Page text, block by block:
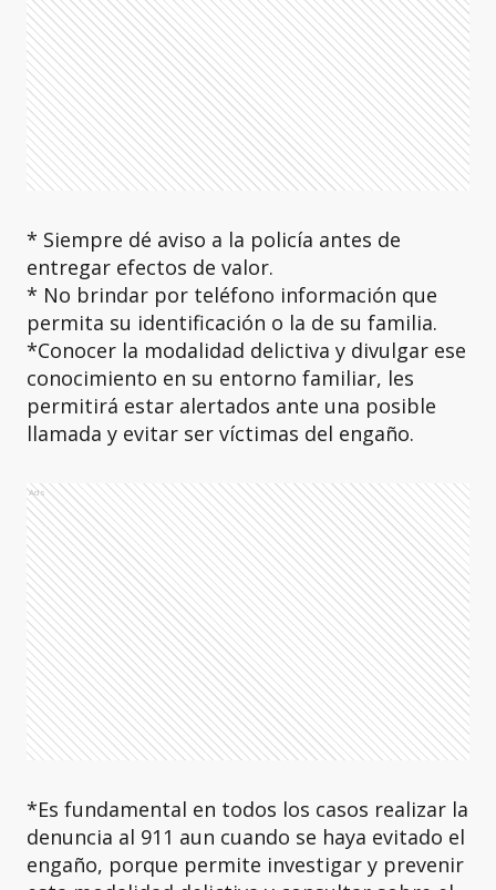
* Siempre dé aviso a la policía antes de
entregar efectos de valor.
* No brindar por teléfono información que
permita su identificación o la de su familia.
*Conocer la modalidad delictiva y divulgar ese
conocimiento en su entorno familiar, les
permitirá estar alertados ante una posible
llamada y evitar ser víctimas del engaño.
Ads
*Es fundamental en todos los casos realizar la
denuncia al 911 aun cuando se haya evitado el
engaño, porque permite investigar y prevenir